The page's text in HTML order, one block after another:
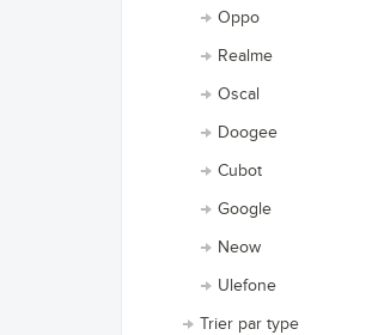
Oppo
Realme
Oscal
Doogee
Cubot
Google
Neow
Ulefone
Trier par type